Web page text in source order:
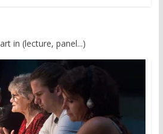
in (lecture, panel...)